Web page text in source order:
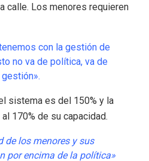
calle. Los menores requieren
con la gestión de
no va de política, va de
gestión».
sistema es del 150% y la
170% de su capacidad.
de los menores y sus
por encima de la política»